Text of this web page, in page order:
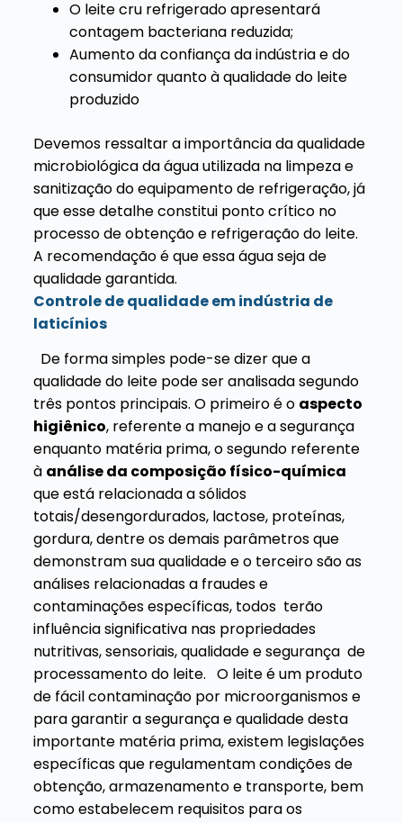
O leite cru refrigerado apresentará
contagem bacteriana reduzida;
Aumento da confiança da indústria e do
consumidor quanto à qualidade do leite
produzido
Devemos ressaltar a importância da qualidade
microbiológica da água utilizada na limpeza e
sanitização do equipamento de refrigeração, já
que esse detalhe constitui ponto crítico no
processo de obtenção e refrigeração do leite.
A recomendação é que essa água seja de
qualidade garantida.
Controle de qualidade em indústria de
laticínios
De forma simples pode-se dizer que a
qualidade do leite pode ser analisada segundo
três pontos principais. O primeiro é o aspecto
higiênico, referente a manejo e a segurança
enquanto matéria prima, o segundo referente
à análise da composição físico-química
que está relacionada a sólidos
totais/desengordurados, lactose, proteínas,
gordura, dentre os demais parâmetros que
demonstram sua qualidade e o terceiro são as
análises relacionadas a fraudes e
contaminações específicas, todos terão
influência significativa nas propriedades
nutritivas, sensoriais, qualidade e segurança de
processamento do leite. O leite é um produto
de fácil contaminação por microorganismos e
para garantir a segurança e qualidade desta
importante matéria prima, existem legislações
específicas que regulamentam condições de
obtenção, armazenamento e transporte, bem
como estabelecem requisitos para os